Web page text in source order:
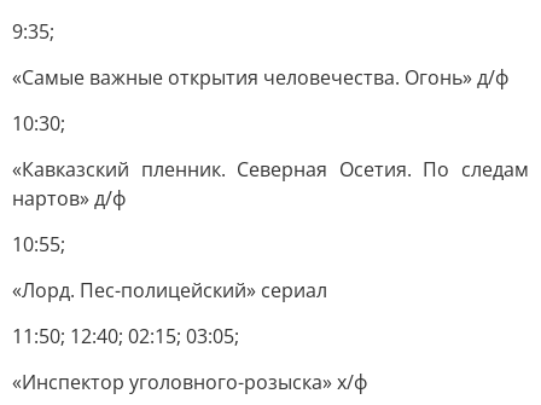
9:35;
«Самые важные открытия человечества. Огонь» д/ф
10:30;
«Кавказский пленник. Северная Осетия. По следам
нартов» д/ф
10:55;
«Лорд. Пес-полицейский» сериал
11:50; 12:40; 02:15; 03:05;
«Инспектор уголовного-розыска» х/ф